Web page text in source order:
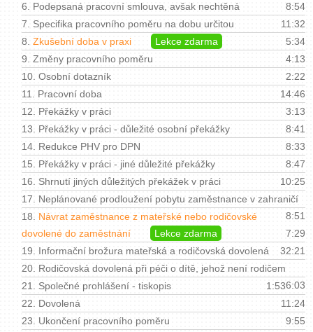
6. Podepsaná pracovní smlouva, avšak nechtěná
8:54
7. Specifika pracovního poměru na dobu určitou
11:32
8. Zkušební doba v praxi Lekce zdarma
5:34
9. Změny pracovního poměru
4:13
10. Osobní dotazník
2:22
11. Pracovní doba
14:46
12. Překážky v práci
3:13
13. Překážky v práci - důležité osobní překážky
8:41
14. Redukce PHV pro DPN
8:33
15. Překážky v práci - jiné důležité překážky
8:47
16. Shrnutí jiných důležitých překážek v práci
10:25
17. Neplánované prodloužení pobytu zaměstnance v zahraničí
8:51
18. Návrat zaměstnance z mateřské nebo rodičovské
dovolené do zaměstnání
Lekce zdarma
7:29
19. Informační brožura mateřská a rodičovská dovolená
32:21
20. Rodičovská dovolená při péči o dítě, jehož není rodičem
6:03
21. Společné prohlášení - tiskopis
1:53
22. Dovolená
11:24
23. Ukončení pracovního poměru
9:55